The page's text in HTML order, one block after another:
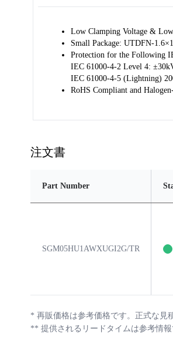
Low Clamping Voltage &
Small Package: UTDFN-
Protection for the Following
IEC 61000-4-2 Level 4:
IEC 61000-4-5 (Lightning)
RoHS Compliant and
注文書
Part Number
SGM05HU1AWXUGI2G/TR
* 再販価格は参考価格です。正式な見
** 提供されるリードタイムは参考情